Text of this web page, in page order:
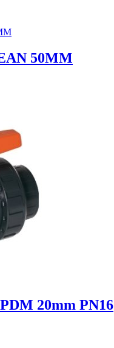
50MM
20mm PN16